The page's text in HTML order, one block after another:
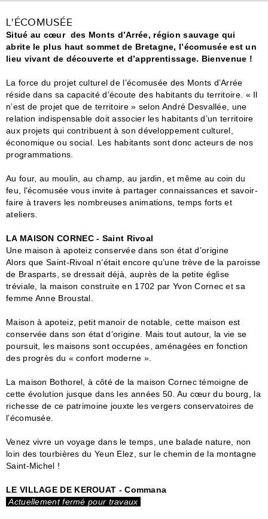
L'ÉCOMUSÉE
Situé au cœur des Monts d’Arrée, région sauvage qui
abrite le plus haut sommet de Bretagne, l’écomusée est un
lieu vivant de découverte et d’apprentissage. Bienvenue !
La force du projet culturel de l’écomusée des Monts d’Arrée
réside dans sa capacité d’écoute des habitants du territoire. « Il
n’est de projet que de territoire » selon André Desvallée, une
relation indispensable doit associer les habitants d’un territoire
aux projets qui contribuent à son développement culturel,
économique ou social. Les habitants sont donc acteurs de nos
programmations.
Au four, au moulin, au champ, au jardin, et même au coin du
feu, l’écomusée vous invite à partager connaissances et savoir-
faire à travers les nombreuses animations, temps forts et
ateliers.
LA MAISON CORNEC - Saint Rivoal
Une maison à apoteiz conservée dans son état d’origine
Alors que Saint-Rivoal n’était encore qu’une trève de la paroisse
de Brasparts, se dressait déjà, auprès de la petite église
tréviale, la maison construite en 1702 par Yvon Cornec et sa
femme Anne Broustal.
Maison à apoteiz, petit manoir de notable, cette maison est
conservée dans son état d’origine. Mais tout autour, la vie se
poursuit, les maisons sont occupées, aménagées en fonction
des progrès du « confort moderne ».
La maison Bothorel, à côté de la maison Cornec témoigne de
cette évolution jusque dans les années 50. Au cœur du bourg, la
richesse de ce patrimoine jouxte les vergers conservatoires de
l’écomusée.
Venez vivre un voyage dans le temps, une balade nature, non
loin des tourbières du Yeun Elez, sur le chemin de la montagne
Saint-Michel !
LE VILLAGE DE KEROUAT - Commana
Actuellement fermé pour travaux